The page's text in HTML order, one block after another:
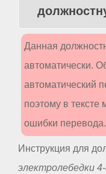
Данная
автоматически.
автоматический
поэтому в тексте
ошибки перевода.
Инструкция для
электролебедки